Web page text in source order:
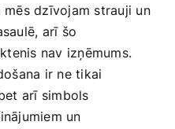
mēs dzīvojam strauji un
arī šo
nav‍ izņēmums.
ir‌ ne tikai
arī simbols
un